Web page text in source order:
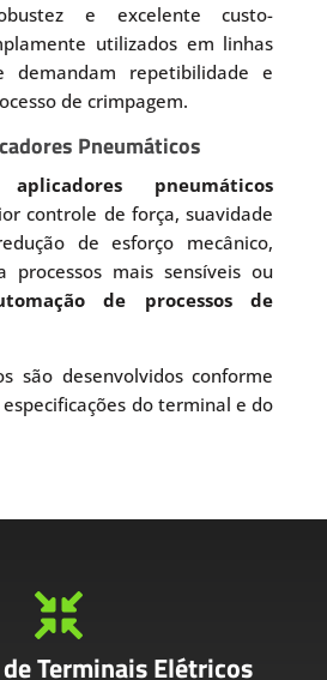
e excelente custo-
utilizados em linhas
demandam repetibilidade e
de crimpagem.
Pneumáticos
pneumáticos
controle de força, suavidade
de esforço mecânico,
processos mais sensíveis ou
de processos de
são desenvolvidos conforme
do terminal e do

Terminais Elétricos